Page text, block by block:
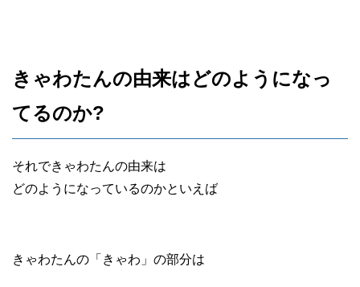
きゃわたんの由来はどのようになっ
てるのか?
それできゃわたんの由来は
どのようになっているのかといえば
きゃわたんの「きゃわ」の部分は